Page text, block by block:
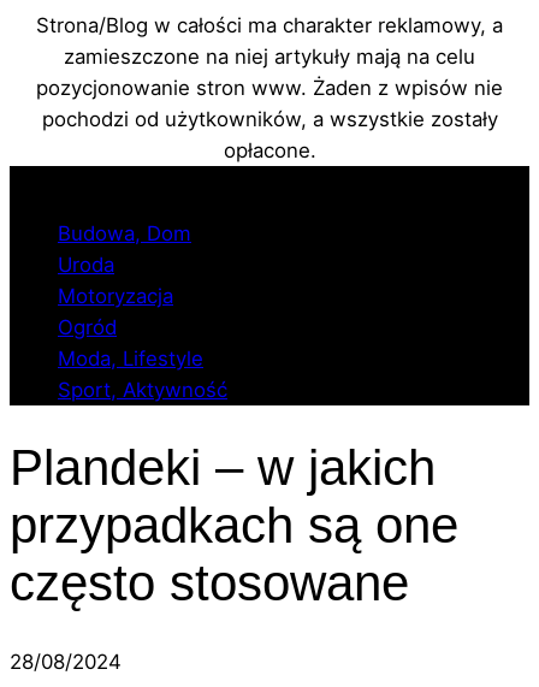
Strona/Blog w całości ma charakter reklamowy, a
zamieszczone na niej artykuły mają na celu
pozycjonowanie stron www. Żaden z wpisów nie
pochodzi od użytkowników, a wszystkie zostały
opłacone.
treściBudowa, Dom
Uroda
Motoryzacja
Ogród
Moda, Lifestyle
Sport, Aktywność
Plandeki – w jakich
przypadkach są one
często stosowane
28/08/2024